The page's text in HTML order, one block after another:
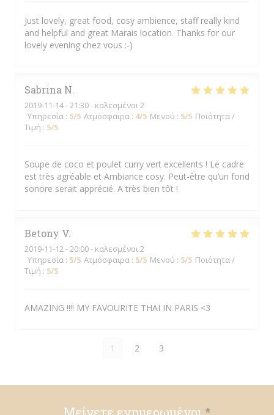
Just lovely, great food, cosy ambience, staff really kind
and helpful and great Marais location. Thanks for our
lovely evening chez vous :-)
Sabrina N
2019-11-14- 21:30 - καλεσμένοι 2
Υπηρεσία : 5/5 Ατμόσφαιρα : 4/5 Μενού : 5/5 Ποιότητα /
Τιμή : 5/5
Soupe de coco et poulet curry vert excellents ! Le cadre
est très agréable et Ambiance cosy. Peut-être qu’un fond
sonore serait apprécié. A très bien tôt !
Betony V
2019-11-12 - 20:00 - καλεσμένοι 2
Υπηρεσία : 5/5 Ατμόσφαιρα : 5/5 Μενού : 5/5 Ποιότητα /
Τιμή : 5/5
AMAZING !!!! MY FAVOURITE THAI IN PARIS <3
1 2 3